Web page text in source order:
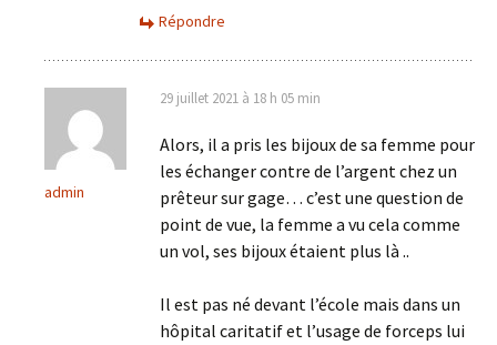
Répondre
admin
29 juillet 2021 à 18 h 05 min
Alors, il a pris les bijoux de sa femme pour
les échanger contre de l’argent chez un
prêteur sur gage… c’est une question de
point de vue, la femme a vu cela comme
un vol, ses bijoux étaient plus là ..
Il est pas né devant l’école mais dans un
hôpital caritatif et l’usage de forceps lui